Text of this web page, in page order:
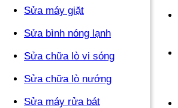
Sửa máy giặt
Sửa bình nóng lạnh
Sửa chữa lò vi sóng
Sửa chữa lò nướng
Sửa máy rửa bát